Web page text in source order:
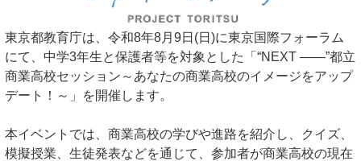
東京都教育庁は、令和8年8月9日(日)に東京国際フォーラム
にて、中学3年生と保護者等を対象とした「“NEXT ――”都立
商業高校セッション～あなたの商業高校のイメージをアップ
デート！～」を開催します。
本イベントでは、商業高校の学びや進路を紹介し、クイズ、
模擬授業、生徒発表などを通じて、参加者が商業高校の現在